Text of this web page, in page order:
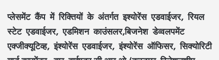
प्लेसमेंट कैंप में रिक्तियों के अंतर्गत इश्योरेंस एडवाईजर, रियल
स्टेट एडवाईजर, एडमिशन काउंसलर,बिजनेश डेव्वलपमेंट
एक्जीक्यूटिव्ह, इंश्योरेंस एडवाईजर, इंश्योरेंस ऑफिसर, सिक्योरिटी